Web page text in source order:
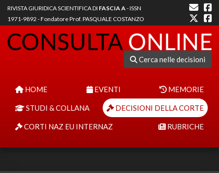
RIVISTA GIURIDICA SCIENTIFICA DI FASCIA A- ISSN
1971-9892 - Fondatore Prof. PASQUALE COSTANZO
Cerca nelle decisioni
HOME EVENTI MEMORIE
STUDI & COLLANA DECISIONI DELLA CORTE
CORTI NAZ EU INTERNAZ RUBRICHE